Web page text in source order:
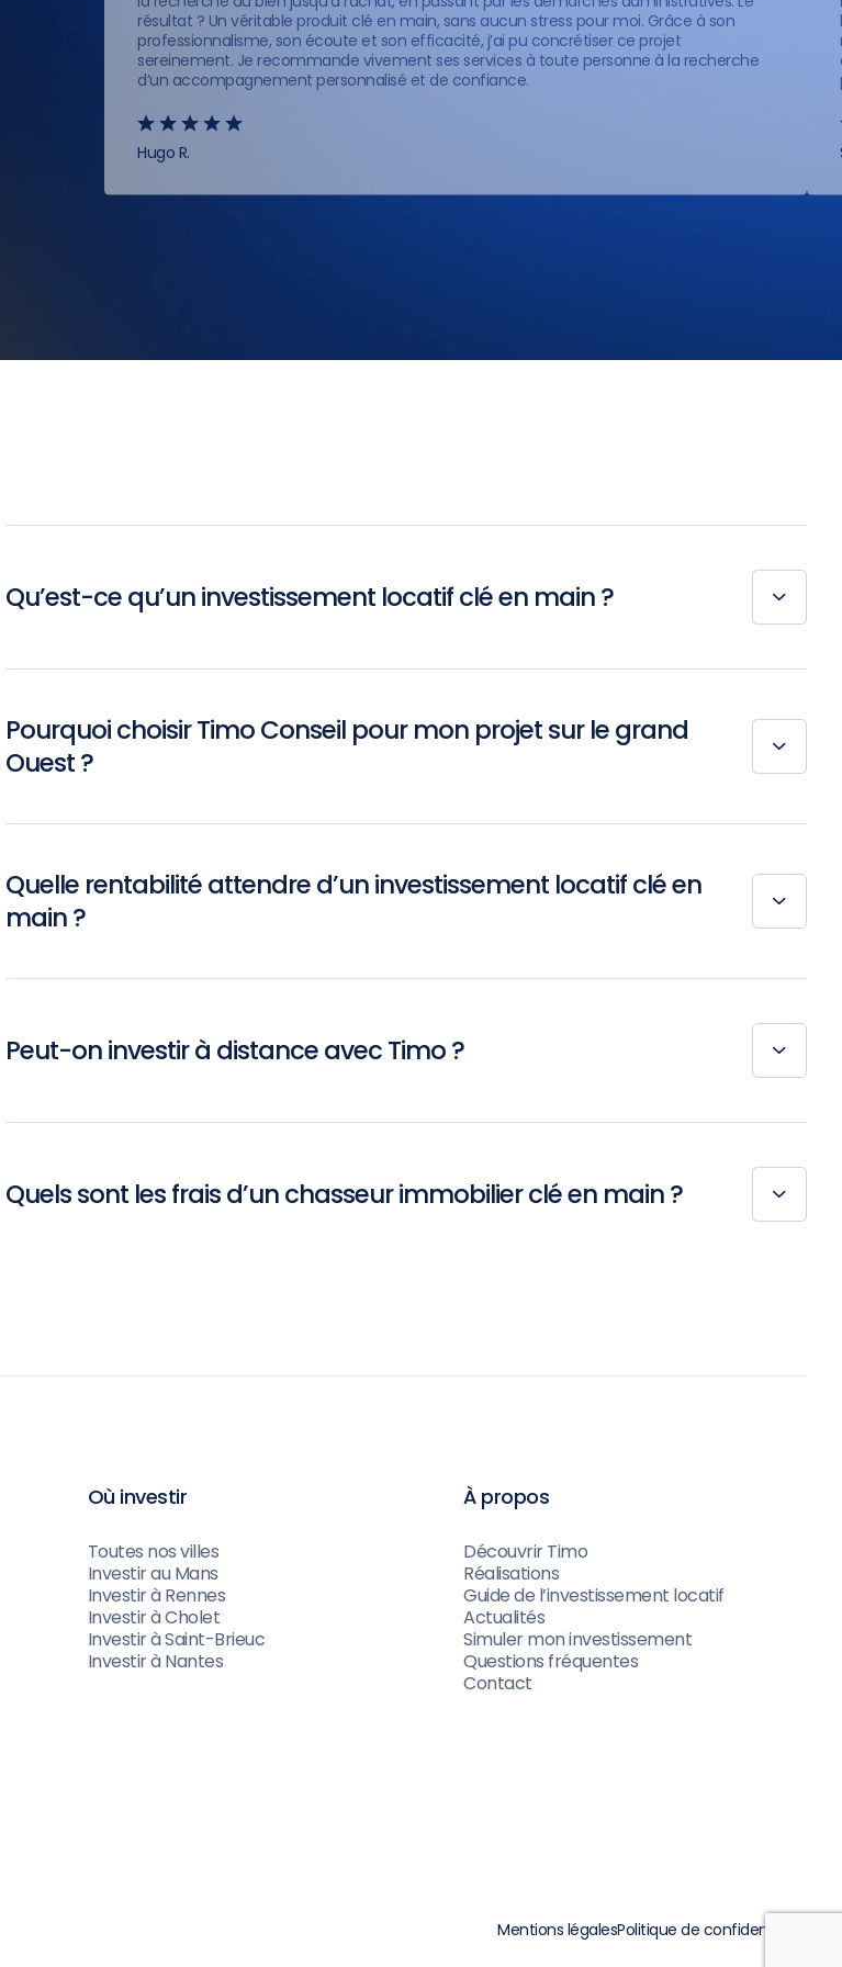
résultat ? Un véritable produit clé en main, sans aucun stress pour moi. Grâce à son
professionnalisme, son écoute et son efficacité, j’ai pu concrétiser ce projet
sereinement. Je recommande vivement ses services à toute personne à la recherche
d’un accompagnement personnalisé et de confiance.
Hugo R.
Qu’est-ce qu’un investissement locatif clé en main ?
Pourquoi choisir Timo Conseil pour mon projet sur le grand
Ouest ?
Quelle rentabilité attendre d’un investissement locatif clé en
main ?
Peut-on investir à distance avec Timo ?
Quels sont les frais d’un chasseur immobilier clé en main ?
Où investir
Toutes nos villes
Investir au Mans
Investir à Rennes
Investir à Cholet
Investir à Saint-Brieuc
Investir à Nantes
À propos
Découvrir Timo
Réalisations
Guide de l’investissement locatif
Actualités
Simuler mon investissement
Questions fréquentes
Contact
Mentions légalesPolitique de confidentialité